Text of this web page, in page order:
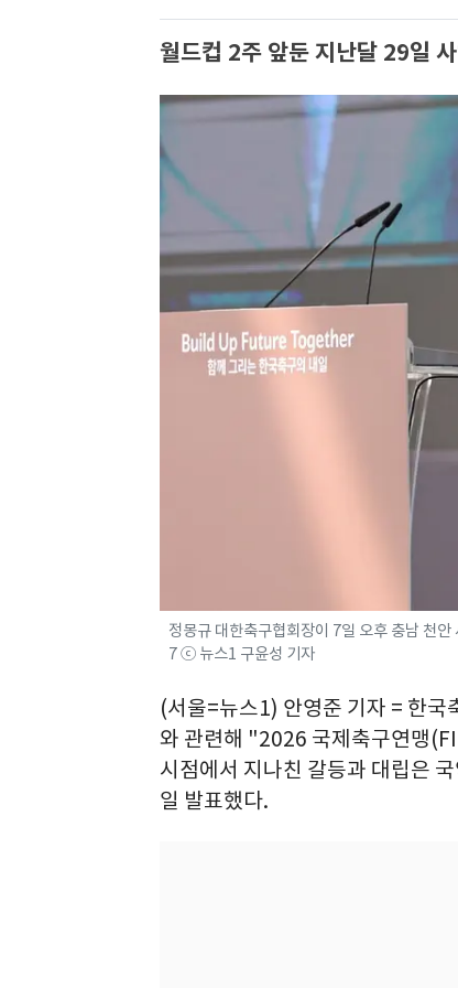
월드컵 2주 앞둔 지난달 29일
정몽규 대한축구협회장이 7일 오후 충남 천
7 ⓒ 뉴스1 구윤성 기자
(서울=뉴스1) 안영준 기자 = 한국
와 관련해 "2026 국제축구연맹
시점에서 지나친 갈등과 대립은
일 발표했다.